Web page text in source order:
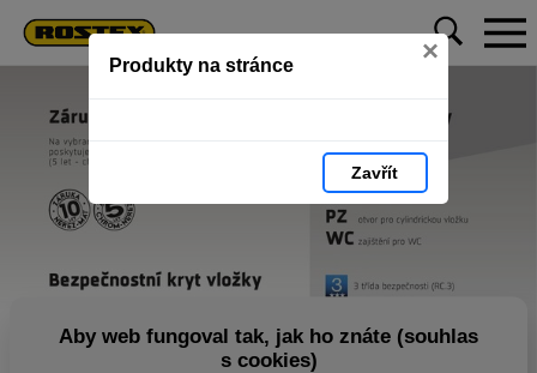
Produkty na stránce ×
Zavřít
Aby web fungoval tak, jak ho znáte (souhlas
s cookies)